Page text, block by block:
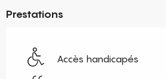
Prestations
Accès handicapés